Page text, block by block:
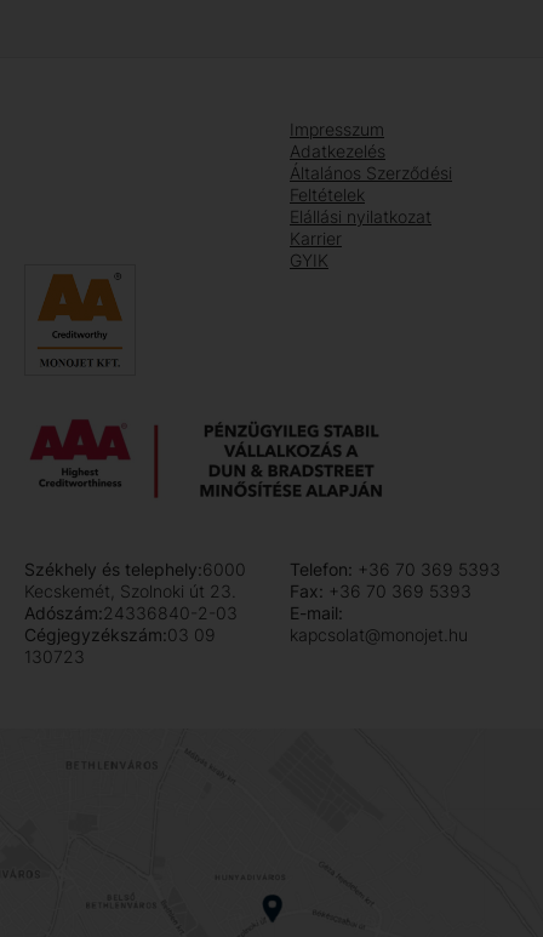
Impresszum
Adatkezelés
Általános Szerződési
Feltételek
Elállási nyilatkozat
Karrier
GYIK
Székhely és telephely:6000
Kecskemét, Szolnoki út 23.
Adószám:24336840-2-03
Cégjegyzékszám:03 09
130723
Telefon: +36 70 369 5393
Fax: +36 70 369 5393
E-mail:
kapcsolat@monojet.hu